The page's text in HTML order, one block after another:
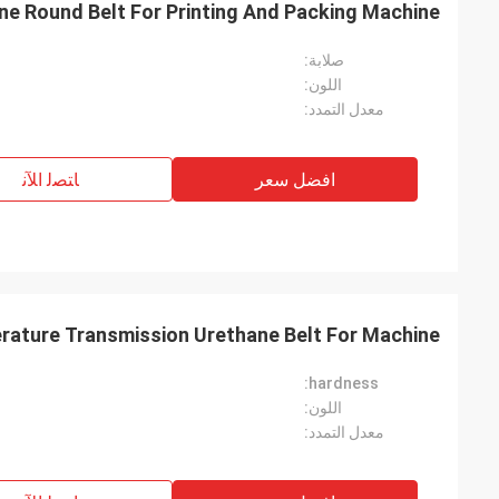
Mr. Alcioni possamai
Round Belt For Printing And Packing Machine
صلابة:
اللون:
معدل التمدد:
افضل سعر ﺎﺘﺼﻟ ﺍﻶﻧ
Transmission Urethane Belt For Machine
hardness:
اللون:
معدل التمدد: